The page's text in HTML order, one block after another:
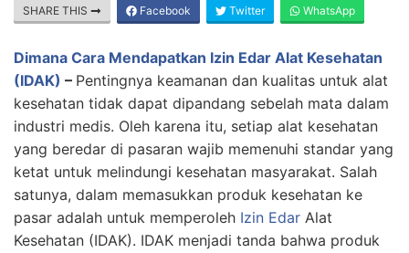
SHARE THIS Facebook Twitter WhatsApp
Dimana Cara Mendapatkan Izin Edar Alat Kesehatan
(IDAK) – Pentingnya keamanan dan kualitas untuk alat
kesehatan tidak dapat dipandang sebelah mata dalam
industri medis. Oleh karena itu, setiap alat kesehatan
yang beredar di pasaran wajib memenuhi standar yang
ketat untuk melindungi kesehatan masyarakat. Salah
satunya, dalam memasukkan produk kesehatan ke
pasar adalah untuk memperoleh Izin Edar Alat
Kesehatan (IDAK). IDAK menjadi tanda bahwa produk